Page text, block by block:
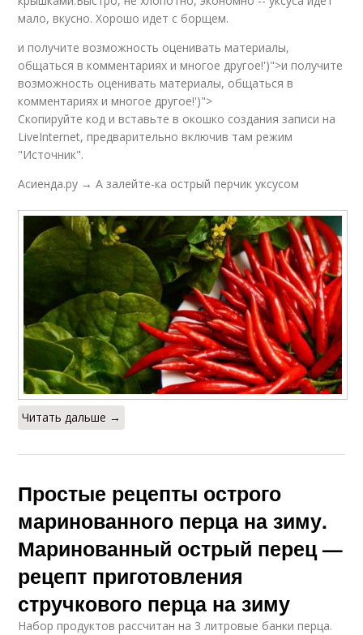
мало, вкусно. Хорошо идет с борщем.
и получите возможность оценивать материалы,
общаться в комментариях и многое другое!')">и получите
возможность оценивать материалы, общаться в
комментариях и многое другое!')">
Скопируйте код и вставьте в окошко создания записи на
LiveInternet, предварительно включив там режим
"Источник".
Асиенда.ру → А залейте-ка острый перчик уксусом
Читать дальше →
Простые рецепты острого
маринованного перца на зиму.
Маринованный острый перец —
рецепт приготовления
стручкового перца на зиму
Набор продуктов рассчитан на 3 литровые банки перца.